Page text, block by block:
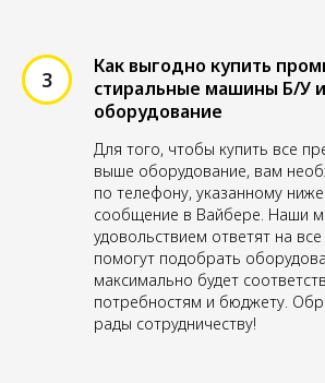
Как выгодно купить
стиральные машины Б/У
оборудование
Для того, чтобы купить все
выше оборудование, вам
по телефону, указанному
сообщение в Вайбере. Наши
удовольствием ответят на
помогут подобрать
максимально будет
потребностям и бюджету.
рады сотрудничеству!